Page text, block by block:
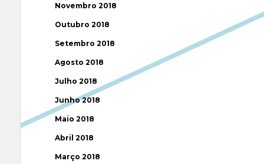
Novembro 2018
Outubro 2018
Setembro 2018
Agosto 2018
Julho 2018
Junho 2018
Maio 2018
Abril 2018
Março 2018